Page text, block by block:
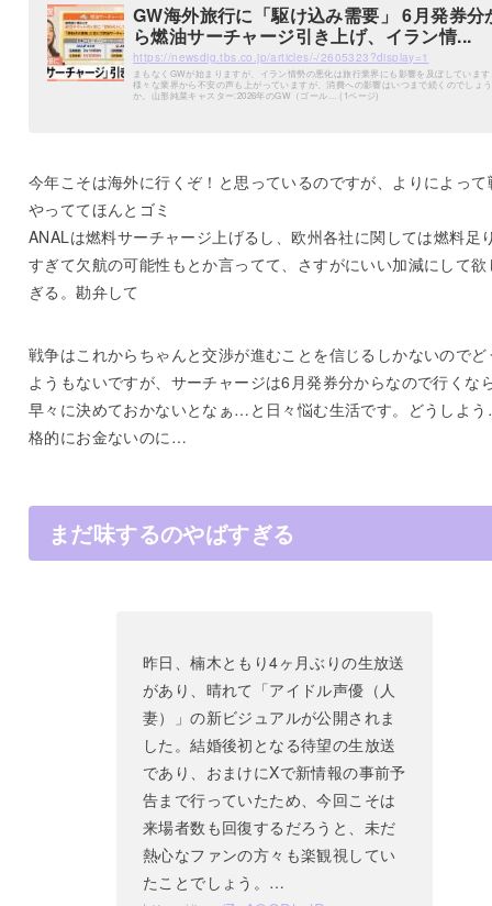
GW海外旅行に「駆け込み需要」 6月発券分
ら燃油サーチャージ引き上げ、イラン情...
https://newsdig.tbs.co.jp/articles/-/2605323?display=1
まもなくGWが始まりますが、イラン情勢の悪化は旅行業界にも影響を及ぼしています
様々な業界から不安の声も上がっていますが、消費への影響はいつまで続くのでしょう
か。山形純菜キャスター:2026年のGW（ゴール… (1ページ)
今年こそは海外に行くぞ！と思っているのですが、よりによって
やっててほんとゴミ
ANALは燃料サーチャージ上げるし、欧州各社に関しては燃料足
すぎて欠航の可能性もとか言ってて、さすがにいい加減にして欲
ぎる。勘弁して
戦争はこれからちゃんと交渉が進むことを信じるしかないのでど
ようもないですが、サーチャージは6月発券分からなので行くな
早々に決めておかないとなぁ…と日々悩む生活です。どうしよ
格的にお金ないのに…
まだ味するのやばすぎる
昨日、楠木ともり4ヶ月ぶりの生放送
があり、晴れて「アイドル声優（人
妻）」の新ビジュアルが公開されま
した。結婚後初となる待望の生放送
であり、おまけにXで新情報の事前予
告まで行っていたため、今回こそは
来場者数も回復するだろうと、未だ
熱心なファンの方々も楽観視してい
たことでしょう。…